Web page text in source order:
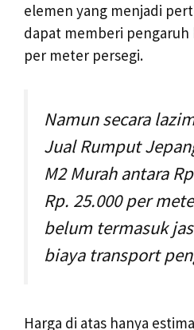
elemen yang menjadi
dapat memberi
per meter persegi.
Namun secara
Jual Rumput
M2 Murah antara
Rp. 25.000 per
belum termasuk
biaya transport
Harga di atas hanya